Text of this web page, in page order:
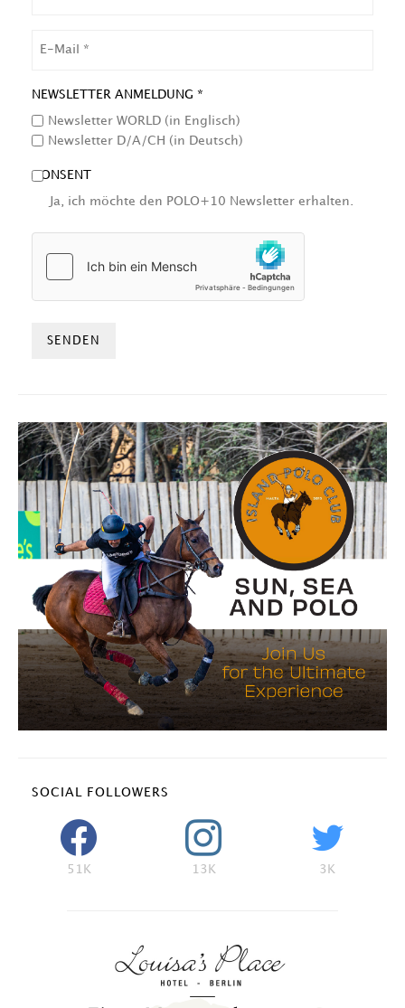
NEWSLETTER ANMELDUNG *
Newsletter WORLD (in Englisch)
Newsletter D/A/CH (in Deutsch)
CONSENT
Ja, ich möchte den POLO+10 Newsletter erhalten.
SOCIAL FOLLOWERS
51K 13K 3K